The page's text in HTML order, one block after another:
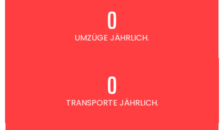
UMZÜGE JÄHRLICH.
0
TRANSPORTE JÄHRLICH.
0